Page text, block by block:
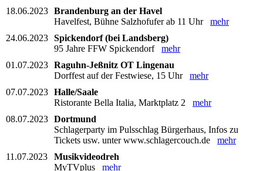
18.06.2023 Brandenburg an der Havel
Havelfest, Bühne Salzhofufer ab 11 Uhr mehr
24.06.2023 Spickendorf (bei Landsberg)
95 Jahre FFW Spickendorf mehr
01.07.2023 Raguhn-Jeßnitz OT Lingenau
Dorffest auf der Festwiese, 15 Uhr mehr
07.07.2023 Halle/Saale
Ristorante Bella Italia, Marktplatz 2 mehr
08.07.2023 Dortmund
Schlagerparty im Pulsschlag Bürgerhaus, Infos zu
Tickets usw. unter www.schlagercouch.de mehr
11.07.2023
Musikvideodreh
MyTVplus mehr